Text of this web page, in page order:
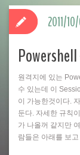
원격지에 있는
수 있는데 이
이 가능한것이다.
둔다. 자세한 규칙
가 나올꺼 같지만
람들은 아래를 보
2011/